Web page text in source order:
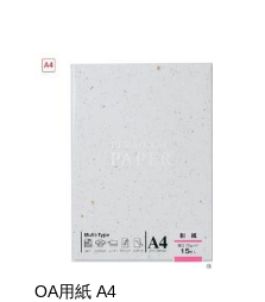
OA用紙 A4